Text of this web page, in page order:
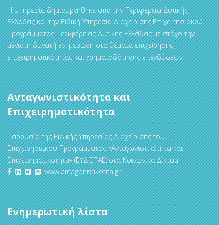
Η υπηρεσία δημιουργήθηκε από την Περιφέρεια Δυτικής
Ελλάδας και την Ειδική Υπηρεσία Διαχείρισης Επιχειρησιακού
Προγράμματος Περιφέρειας Δυτικής Ελλάδας με στόχο την
μέγιστη δυνατή ενημέρωση στα θέματα επιχείρησης,
επιχειρηματικότητας και χρηματοδότησης επενδύσεων.
Ανταγωνιστικότητα και
Επιχειρηματικότητα
Παρουσία της Ειδικής Υπηρεσίας Διαχείρισης του
Επιχειρησιακού Προγράμματος «Ανταγωνιστικότητα και
Επιχειρηματικότητα» (ΕΥΔ ΕΠΑΕ) στα Κοινωνικά Δίκτυα
www.antagonistikotita.gr
Ενημερωτική λίστα